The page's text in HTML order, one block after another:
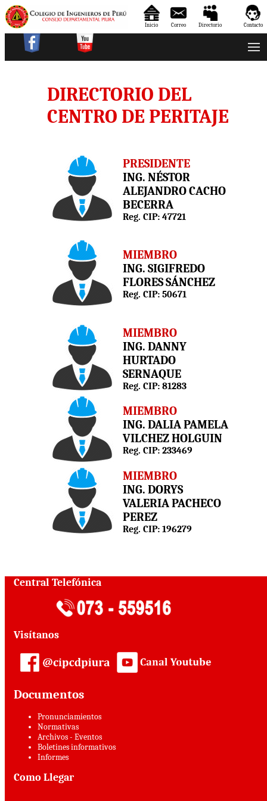
Contacto
Directorio
Correo
Inicio
DIRECTORIO DEL
CENTRO DE PERITAJE
PRESIDENTE
ING. NÉSTOR
ALEJANDRO CACHO
BECERRA
Reg. CIP: 47721
MIEMBRO
ING. SIGIFREDO
FLORES SÁNCHEZ
Reg. CIP: 50671
MIEMBRO
ING. DANNY
HURTADO
SERNAQUE
Reg. CIP: 81283
MIEMBRO
ING. DALIA PAMELA
VILCHEZ HOLGUIN
Reg. CIP: 233469
MIEMBRO
ING. DORYS
VALERIA PACHECO
PEREZ
Reg. CIP: 196279
Central Telefónica
Visítanos
Documentos
Pronunciamientos
Normativas
Archivos - Eventos
Boletines informativos
Informes
Como Llegar